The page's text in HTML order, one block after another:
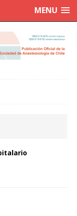
MENU